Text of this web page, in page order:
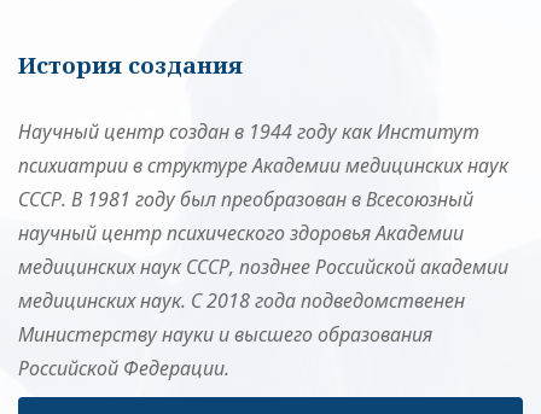
История создания
Научный центр создан в 1944 году как Институт
психиатрии в структуре Академии медицинских наук
СССР. В 1981 году был преобразован в Всесоюзный
научный центр психического здоровья Академии
медицинских наук СССР, позднее Российской академии
медицинских наук. С 2018 года подведомственен
Министерству науки и высшего образования
Российской Федерации.